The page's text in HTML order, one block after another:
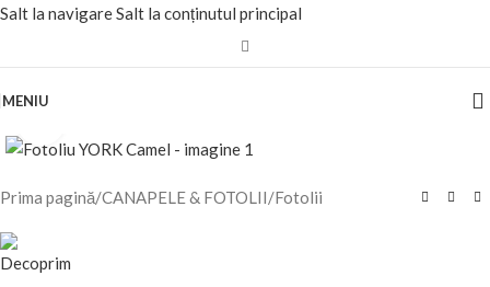
Salt la navigareSalt la conținutul principal
MENIU
Prima pagină/CANAPELE & FOTOLII/Fotolii